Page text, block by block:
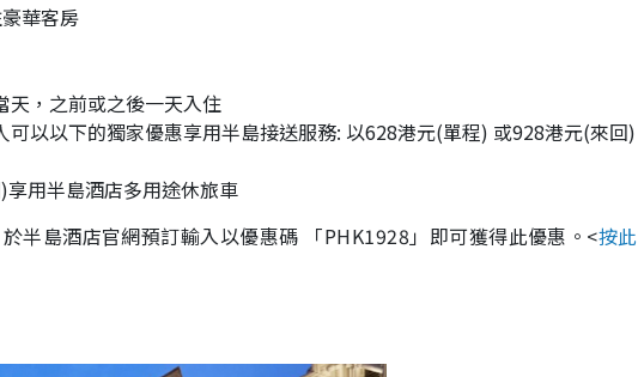
華客房
天，之前或之後一天入住
可以以下的獨家優惠享用半島接送服務: 以628港元(單程) 或928港元(來回
用半島酒店多用途休旅車
半島酒店官網預訂輸入以優惠碼 「PHK1928」即可獲得此優惠。<按